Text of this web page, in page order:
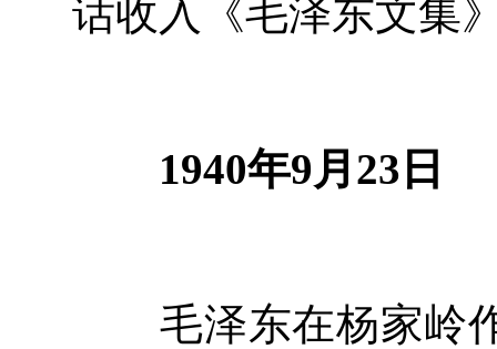
话收入《毛泽东文集
1940年9月23日
毛泽东在杨家岭作